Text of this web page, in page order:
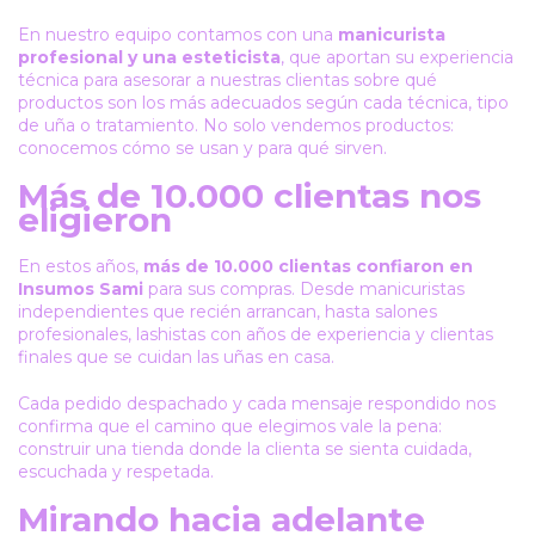
En nuestro equipo contamos con una manicurista
profesional y una esteticista, que aportan su experiencia
técnica para asesorar a nuestras clientas sobre qué
productos son los más adecuados según cada técnica, tipo
de uña o tratamiento. No solo vendemos productos:
conocemos cómo se usan y para qué sirven.
Más de 10.000 clientas nos
eligieron
En estos años, más de 10.000 clientas confiaron en
Insumos Sami para sus compras. Desde manicuristas
independientes que recién arrancan, hasta salones
profesionales, lashistas con años de experiencia y clientas
finales que se cuidan las uñas en casa.
Cada pedido despachado y cada mensaje respondido nos
confirma que el camino que elegimos vale la pena:
construir una tienda donde la clienta se sienta cuidada,
escuchada y respetada.
Mirando hacia adelante